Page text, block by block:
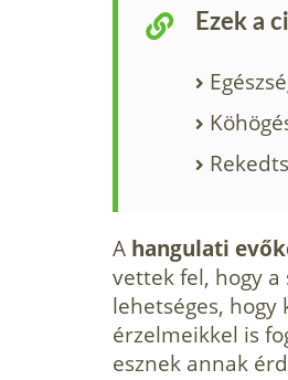
Ezek a
A hangulati
vettek fel, hogy
lehetséges,
érzelmeikkel is
esznek annak